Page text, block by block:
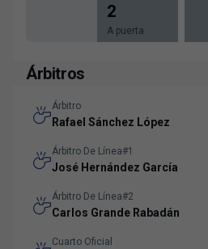
2
A puerta
Árbitros
Árbitro
Rafael Sánchez López
Árbitro De Línea#1
José Hernández García
Árbitro De Línea#2
Carlos Grande Rabadán
Cuarto Oficial